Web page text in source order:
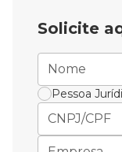
Solicite
Pessoa